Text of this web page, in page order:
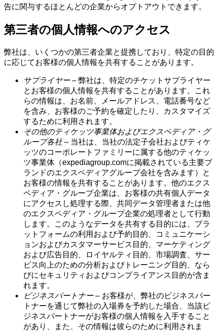
告に関与するほとんどの企業からオプトアウトできます。
第三者の個人情報へのアクセス
弊社は、いくつかの第三者企業と提携しており、特定の目的
に応じてお客様の個人情報を共有することがあります。
サプライヤー– 弊社は、特定のチケットサプライヤー
とお客様の個人情報を共有することがあります。これ
らの情報は、お名前、メールアドレス、電話番号など
を含み、お客様のご予約を確定したり、カスタマイズ
するために利用されます。
その他のティケッツ事業体およびエクスペディア・グ
ループ各社– 当社は、当社の法定子会社およびティケ
ッツのコーポレートファミリーに属する他のティケッ
ツ事業体（expediagroup.comに掲載されている主要ブ
ランドのエクスペディアグループ会社を含みます）と
お客様の情報を共有することがあります。他のエクス
ペディア・グループ企業は、お客様の共有個人データ
にアクセスし処理する際、共同データ管理者または他
のエクスペディア・グループ企業の処理者として行動
します。このようなデータを共有する目的には、プラ
ットフォームの利用および予約目的、コミュニケーシ
ョンおよびカスタマーサービス目的、マーケティング
および広告目的、ロイヤルティ目的、市場調査、サー
ビス向上のための分析およびトレーニング目的、なら
びにセキュリティおよびコンプライアンス目的が含ま
れます。
ビジネスパートナー– お客様が、弊社のビジネスパー
トナーを通じて弊社の入場券を予約した場合、当該ビ
ジネスパートナーがお客様の個人情報を入手すること
があり、また、その情報は彼らのために利用されま